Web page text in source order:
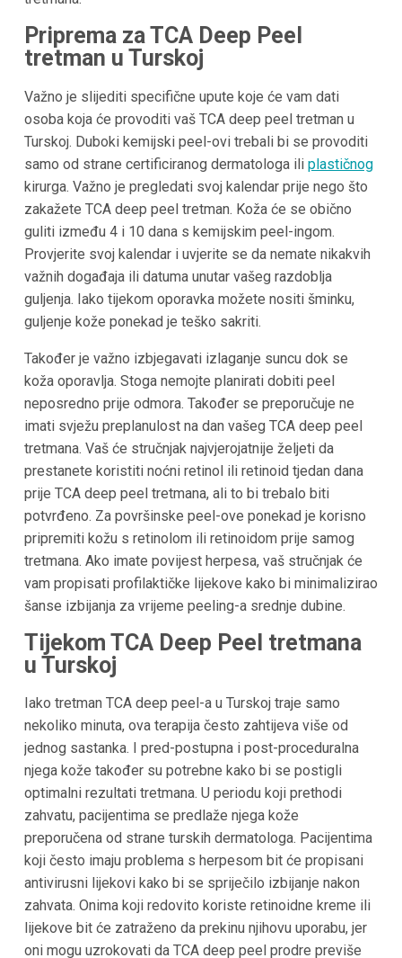
Priprema za TCA Deep Peel
tretman u Turskoj
Važno je slijediti specifične upute koje će vam dati
osoba koja će provoditi vaš TCA deep peel tretman u
Turskoj. Duboki kemijski peel-ovi trebali bi se provoditi
samo od strane certificiranog dermatologa ili plastičnog
kirurga. Važno je pregledati svoj kalendar prije nego što
zakažete TCA deep peel tretman. Koža će se obično
guliti između 4 i 10 dana s kemijskim peel-ingom.
Provjerite svoj kalendar i uvjerite se da nemate nikakvih
važnih događaja ili datuma unutar vašeg razdoblja
guljenja. Iako tijekom oporavka možete nositi šminku,
guljenje kože ponekad je teško sakriti.
Također je važno izbjegavati izlaganje suncu dok se
koža oporavlja. Stoga nemojte planirati dobiti peel
neposredno prije odmora. Također se preporučuje ne
imati svježu preplanulost na dan vašeg TCA deep peel
tretmana. Vaš će stručnjak najvjerojatnije željeti da
prestanete koristiti noćni retinol ili retinoid tjedan dana
prije TCA deep peel tretmana, ali to bi trebalo biti
potvrđeno. Za površinske peel-ove ponekad je korisno
pripremiti kožu s retinolom ili retinoidom prije samog
tretmana. Ako imate povijest herpesa, vaš stručnjak će
vam propisati profilaktičke lijekove kako bi minimalizirao
šanse izbijanja za vrijeme peeling-a srednje dubine.
Tijekom TCA Deep Peel tretmana
u Turskoj
Iako tretman TCA deep peel-a u Turskoj traje samo
nekoliko minuta, ova terapija često zahtijeva više od
jednog sastanka. I pred-postupna i post-proceduralna
njega kože također su potrebne kako bi se postigli
optimalni rezultati tretmana. U periodu koji prethodi
zahvatu, pacijentima se predlaže njega kože
preporučena od strane turskih dermatologa. Pacijentima
koji često imaju problema s herpesom bit će propisani
antivirusni lijekovi kako bi se spriječilo izbijanje nakon
zahvata. Onima koji redovito koriste retinoidne kreme ili
lijekove bit će zatraženo da prekinu njihovu uporabu, jer
oni mogu uzrokovati da TCA deep peel prodre previše